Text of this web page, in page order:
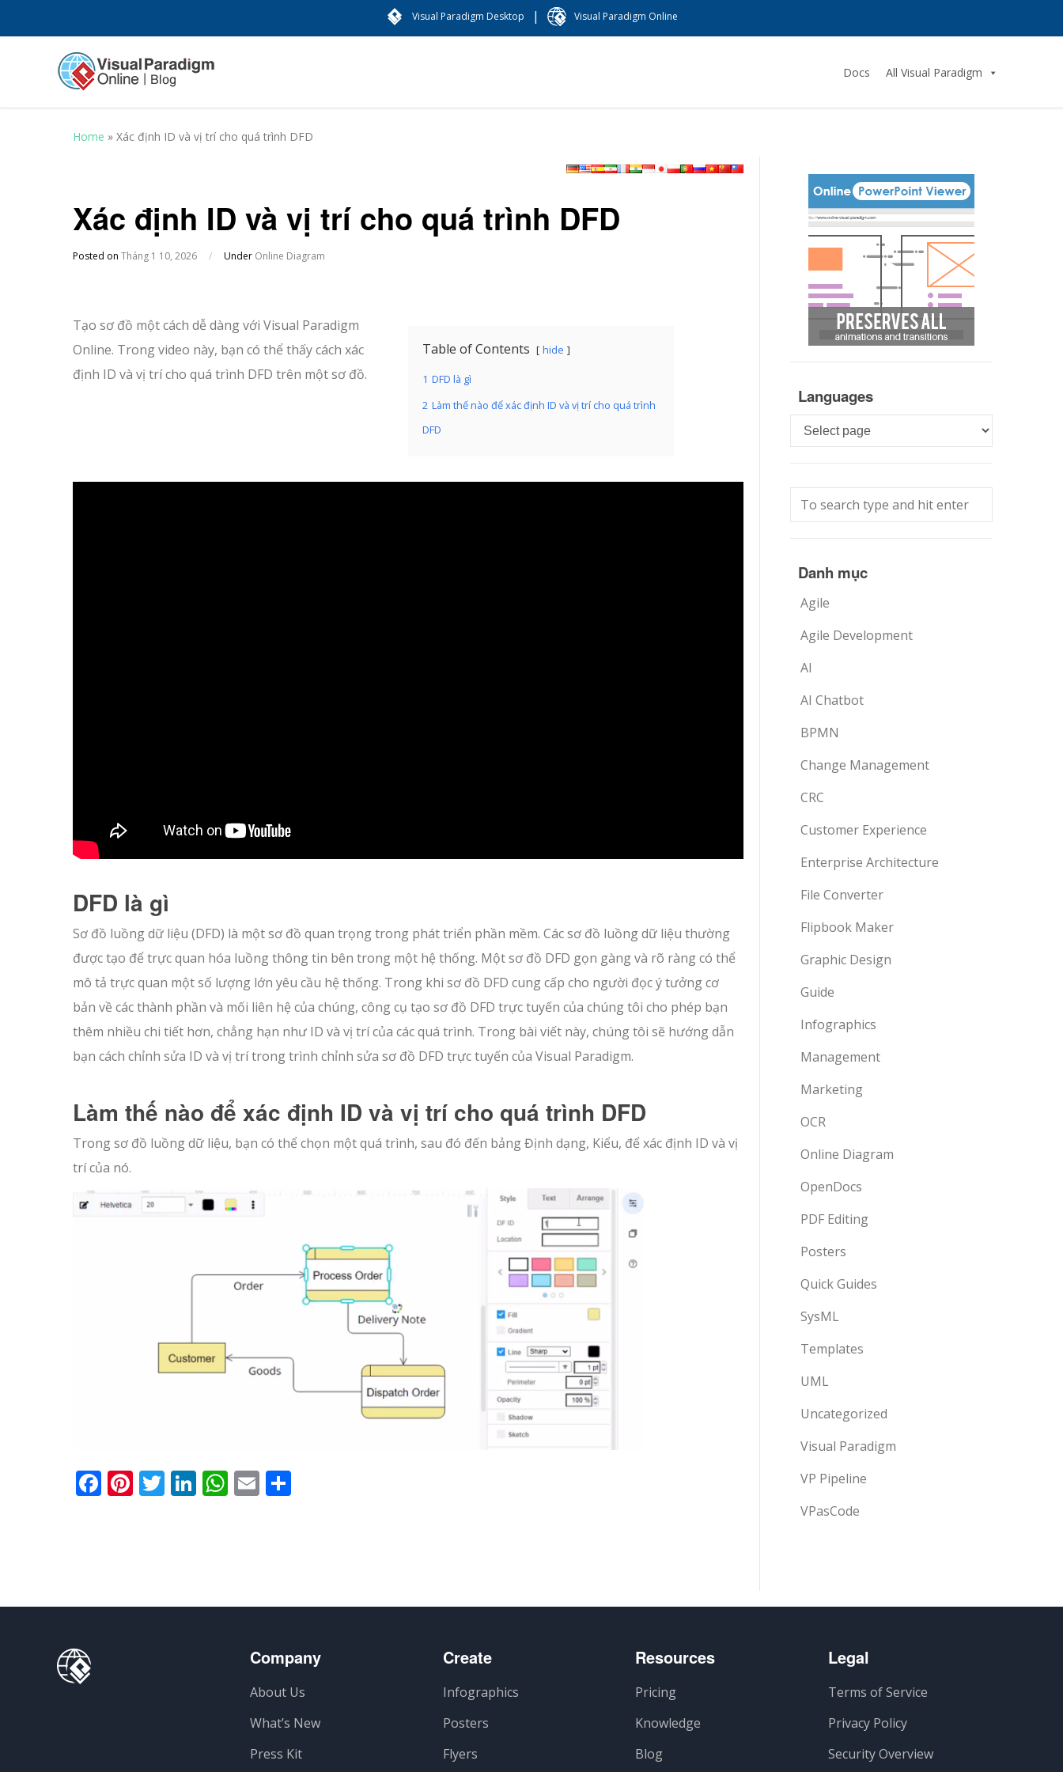
Visual Paradigm Desktop | Visual Paradigm Online
Docs All Visual Paradigm
Home » Xác định ID và vị trí cho quá trình DFD
Xác định ID và vị trí cho quá trình DFD
Posted on Tháng 1 10, 2026 / Under Online Diagram
Table of Contents hide
1 DFD là gì
2 Làm thế nào để xác định ID và vị trí cho quá trình
DFD
Tạo sơ đồ một cách dễ dàng với Visual Paradigm
Online. Trong video này, bạn có thể thấy cách xác
định ID và vị trí cho quá trình DFD trên một sơ đồ.
DFD là gì
Sơ đồ luồng dữ liệu (DFD) là một sơ đồ quan trọng trong phát triển phần mềm. Các sơ đồ luồng dữ liệu thường
được tạo để trực quan hóa luồng thông tin bên trong một hệ thống. Một sơ đồ DFD gọn gàng và rõ ràng có thể
mô tả trực quan một số lượng lớn yêu cầu hệ thống. Trong khi sơ đồ DFD cung cấp cho người đọc ý tưởng cơ
bản về các thành phần và mối liên hệ của chúng, công cụ tạo sơ đồ DFD trực tuyến của chúng tôi cho phép bạn
thêm nhiều chi tiết hơn, chẳng hạn như ID và vị trí của các quá trình. Trong bài viết này, chúng tôi sẽ hướng dẫn
bạn cách chỉnh sửa ID và vị trí trong trình chỉnh sửa sơ đồ DFD trực tuyến của Visual Paradigm.
Làm thế nào để xác định ID và vị trí cho quá trình DFD
Trong sơ đồ luồng dữ liệu, bạn có thể chọn một quá trình, sau đó đến bảng Định dạng, Kiểu, để xác định ID và vị
trí của nó.
Facebook
Pinterest
Twitter
LinkedIn
WhatsApp
Email
Languages
Languages
Danh mục
Agile
Agile Development
AI
AI Chatbot
BPMN
Change Management
CRC
Customer Experience
Enterprise Architecture
File Converter
Flipbook Maker
Graphic Design
Guide
Infographics
Management
Marketing
OCR
Online Diagram
OpenDocs
PDF Editing
Posters
Quick Guides
SysML
Templates
UML
Uncategorized
Visual Paradigm
VP Pipeline
VPasCode
Company
About Us
What’s New
Press Kit
Create
Infographics
Posters
Flyers
Resources
Pricing
Knowledge
Blog
Legal
Terms of Service
Privacy Policy
Security Overview